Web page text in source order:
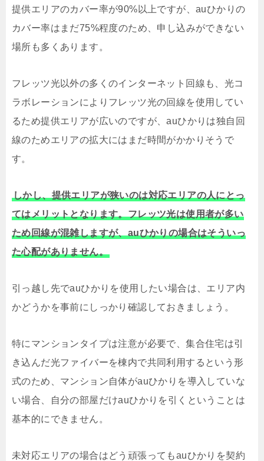
提供エリアのカバー率が90%以上ですが、auひかりの
カバー率はまだ75%程度のため、申し込みができない
場所も多くあります。
フレッツ光以外の多くのインターネット回線も、光コ
ラボレーションによりフレッツ光の回線を使用してい
るため提供エリアが広いのですが、auひかりは独自回
線のためエリアの拡大にはまだ時間がかかりそうで
す。
しかし、提供エリアが狭いのは対応エリアの人にとっ
てはメリットとなります。フレッツ光は使用者が多い
ため回線が混雑しますが、auひかりの場合はそういっ
た心配がありません。
引っ越し先でauひかりを使用したい場合は、エリア内
かどうかを事前にしっかり確認しておきましょう。
特にマンションタイプは注意が必要で、集合住宅は引
き込んだ光ファイバーを棟内で共同利用するという形
式のため、マンション自体がauひかりを導入していな
い場合、自分の部屋だけauひかりを引くということは
基本的にできません。
未対応エリアの場合はどう頑張ってもauひかりを契約